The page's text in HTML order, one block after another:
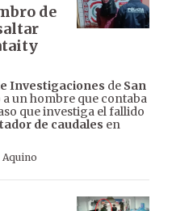
de
Investigaciones de San
un hombre que contaba
que investiga el fallido
de caudales en
Aquino